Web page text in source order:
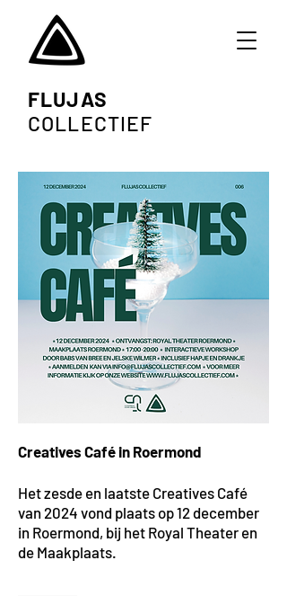
FLUJAS
COLLECTIEF
Creatives Café in Roermond
Het zesde en laatste Creatives Café
van 2024 vond plaats op 12 december
in Roermond, bij het Royal Theater en
de Maakplaats.